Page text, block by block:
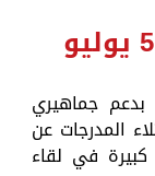
جماهيري
امتلاء المدرجات عن
كبيرة في لقاء